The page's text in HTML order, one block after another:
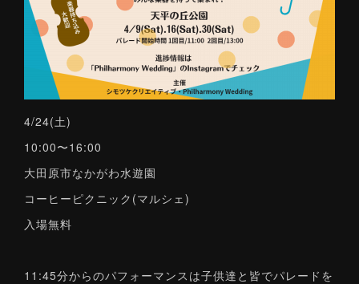
4/24(土)
10:00〜16:00
大田原市なかがわ水遊園
コーヒーピクニック(マルシェ)
入場無料
11:45分からのパフォーマンスは子供達と皆でパレードを